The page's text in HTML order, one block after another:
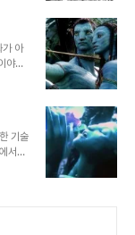
가 보
니
헤게
의 암
것
가 아
야기
억의
좋은
지저
용과
니다.
도
기술
서도
는
으